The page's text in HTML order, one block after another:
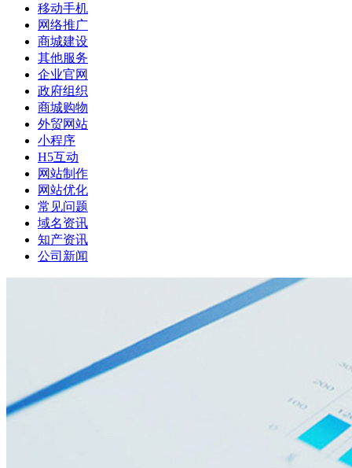
移动手机
网络推广
商城建设
其他服务
企业官网
政府组织
商城购物
外贸网站
小程序
H5互动
网站制作
网站优化
常见问题
域名资讯
知产资讯
公司新闻